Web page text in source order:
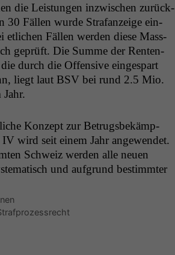
die Leis­tun­gen inzwis­chen zurück­
30 Fällen wurde Strafanzeige ein­
etlichen Fällen wer­den diese Mass­
geprüft. Die Summe der Renten­
durch die Offen­sive einges­part
liegt laut BSVbei rund 2.5 Mio.
Konzept zur Betrugs­bekämp­
IVwird seit einem Jahr angewen­det.
Schweiz wer­den alle neuen
und auf­grund bes­timmter